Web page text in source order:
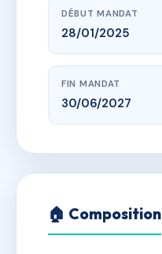
DÉBUT MANDAT
28/01/2025
FIN MANDAT
30/06/2027
🏠 Composition